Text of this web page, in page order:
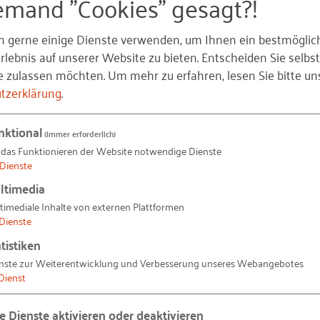
8962 429
der IHK Potsdam
gerne einige Dienste verwenden, um Ihnen ein
auf unserer Website zu bieten. Entscheiden Sie
zulassen möchten.Um mehr zu erfahren, lesen Sie bitte
.
(immer erforderlich)
Funktionieren der Website notwendige Dienste
Dienste
Inhalte von externen Plattformen
Dienste
zur Weiterentwicklung und Verbesserung unseres Webangebotes
Dienste aktivieren oder deaktivieren